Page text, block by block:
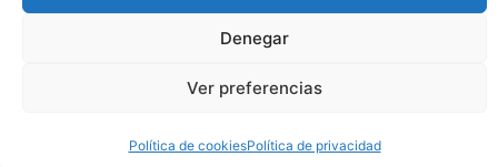
Denegar
Ver preferencias
Política de cookiesPolítica de privacidad